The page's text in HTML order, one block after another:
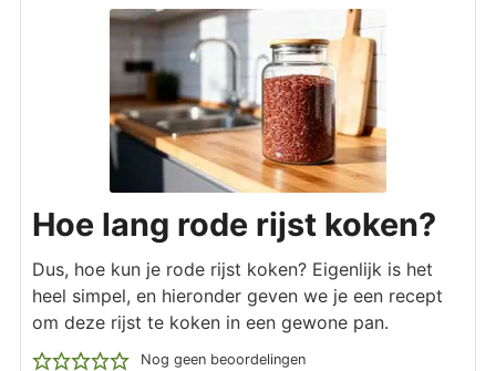
Hoe lang rode rijst koken?
Dus, hoe kun je rode rijst koken? Eigenlijk is het
heel simpel, en hieronder geven we je een recept
om deze rijst te koken in een gewone pan.
Nog geen beoordelingen